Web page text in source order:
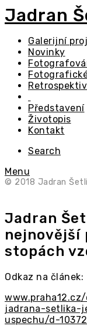
Jadran
Galerijní
Novinky
Představení
Životopis
Kontakt
Search
Menu
© 2018 Jadran
Jadran
nejnovější
stopách
Odkaz na článek:
jadrana-setlika-
uspechu/d-